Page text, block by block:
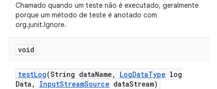
Chamado quando um teste não é executado, geralmente
porque um método de teste é anotado com
org.junit.Ignore.
void
testLog(String dataName , LogDataType log
Data , InputStreamSource dataStream)